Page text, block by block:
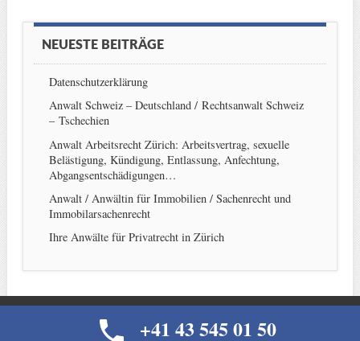
NEUESTE BEITRÄGE
Datenschutzerklärung
Anwalt Schweiz – Deutschland / Rechtsanwalt Schweiz
– Tschechien
Anwalt Arbeitsrecht Zürich: Arbeitsvertrag, sexuelle
Belästigung, Kündigung, Entlassung, Anfechtung,
Abgangsentschädigungen…
Anwalt / Anwältin für Immobilien / Sachenrecht und
Immobilarsachenrecht
Ihre Anwälte für Privatrecht in Zürich
+41 43 545 01 50